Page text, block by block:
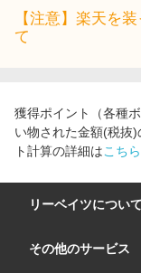
生活・お役立ち
ビジネス・その他サ
Apple公式サイト×楽
Qoo10メガポ
【注意】楽天を
て
獲得ポイント（各種
い物された金額(税抜
ト計算の詳細はこちら
リーベイツについて
会社概要
その他のサービス